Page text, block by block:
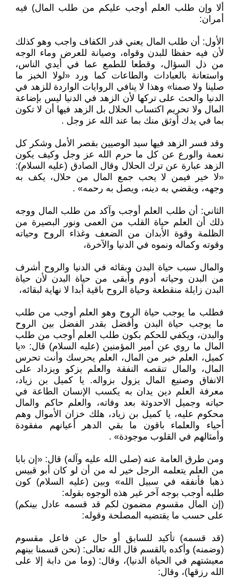
ألا وإن طلب العلم أوجب عليكم من طلب المال) فيه
أمران:
الأول: أن طلب المال يعني قدر الكفاف واجب وهو كذلك
لأن فيه حفظا للبدن وقواه، وصيانة للعرض وماء الوجه
من ذل السؤال، وقطعا للطمع عما في أيدي الناس،
واستعانة بالعبادات والطاعات كما ورد «لولا الخبز ما
صلينا ولا صمنا» وهذا لا ينافي الروايات الواردة للزهد في
الدنيا والحث على تركها لأن الزهد في الدنيا ليس بإضاعة
المال ولا تحريم اكتساب الحلال بل الزهد فيها أن لا تكون
بما في يدك أوثق منك بما عند الله عز وجل .
وقد فسر الزهد فيها سيد الوصيين بقصر الأمل وشكر كل
نعمة والورع عن كل ما حرم الله عز وجل وكيف يكون
الزهد عبارة عن ترك الحلال وقال الصادق (عليه السلام):
«لا خير فيمن لا يحب جمع المال من حلال، يكف به
وجهه، ويقضي به دينه، ويصل به رحمه» .
الثاني: أن طلب العلم أوجب وآكد من طلب المال ووجه
ذلك أن العلم حياة القلب من العمى ونور البصيرة من
الظلمة وقوة الأبدان من الضعف وغذاء الروح وحياته
وقوته وكماله ونموه في الدنيا والآخرة،
والمال سبب حياة البدن وبقائه في الدنيا والروح أشرف
من البدن وحياته أدوم وأبقى من حياة البدن لأن حياة
البدن زايلة منقطعة وحياة الروح باقية أبدا لا نهاية لبقائه،
فطلب ما يوجب حياة الروح وهو العلم أوجب من طلب
ما يوجب حياة البدن وأفضل بقدر الفضل بين الروح
والبدن، ويكفي للحكم بكون طلب العلم أوجب من طلب
المال ما روي عن أمير المؤمنين (عليه السلام) قال: «يا
كميل، العلم خير من المال، العلم يحرسك وأنت تحرس
المال، والمال تنقصه النفقة والعلم يزكو ويزداد على
الانفاق وصنيع المال يزول بزواله. يا كميل بن زياد،
معرفة العلم دين يدان به يكسب الإنسان الطاعة في
حياته وجميل الاحدوثة بعد وفاته، والعلم حاكم والمال
محكوم عليه، يا كميل بن زياد، هلك خزان الأموال وهم
أحياء والعلماء باقون ما بقي الدهر أعيانهم مفقودة
وأمثالهم في القلوب موجودة» .
ومن طرق العامة عنه (صلى الله عليه وآله) قال: «إن بابا
من العلم يتعلمه الرجل خير له من أن لو كان أبو قبيس
ذهبا فأنفقه في سبيل الله» وبين (عليه السلام) كون
طلبه أوجب بوجه آخر غير هذه الوجوه بقوله:
(إن المال مقسوم مضمون لكم قد قسمه عادل بينكم)
على حسب ما يقتضيه المصلحة وقوله:
(قد قسمه) تأكيد للسابق أو حال عن فاعل مقسوم
(وضمنه) وأكده بالقسم قال الله تعالى: (نحن قسمنا بينهم
معيشتهم في الحياة الدنيا)، وقال: (وما من دابة إلا على
الله رزقها)، وقال: